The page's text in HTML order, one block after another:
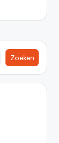
Zoeken